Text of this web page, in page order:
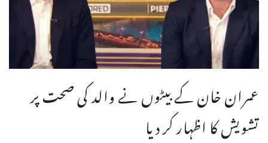
عمران خان کے بیٹوں نے والد کی صحت پر
تشویش کا اظہار کر دیا